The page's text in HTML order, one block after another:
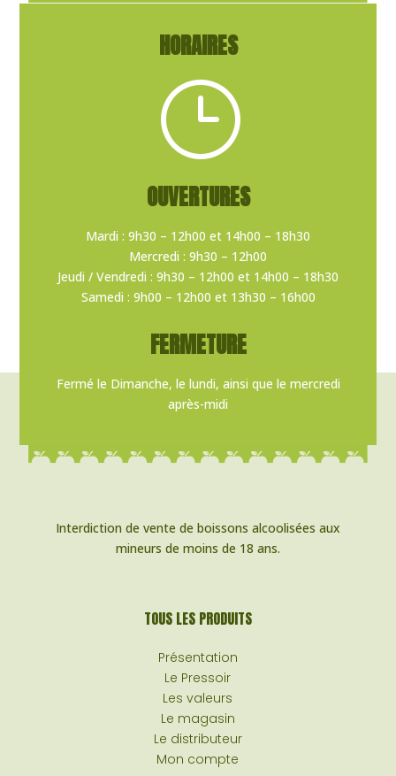
HORAIRES
}
OUVERTURES
Mardi : 9h30 – 12h00 et 14h00 – 18h30
Mercredi : 9h30 – 12h00
Jeudi / Vendredi : 9h30 – 12h00 et 14h00 – 18h30
Samedi : 9h00 – 12h00 et 13h30 – 16h00
FERMETURE
Fermé le Dimanche, le lundi, ainsi que le mercredi
après-midi
Interdiction de vente de boissons alcoolisées aux
mineurs de moins de 18 ans.
TOUS LES PRODUITS
Présentation
Le Pressoir
Les valeurs
Le magasin
Le distributeur
Mon compte